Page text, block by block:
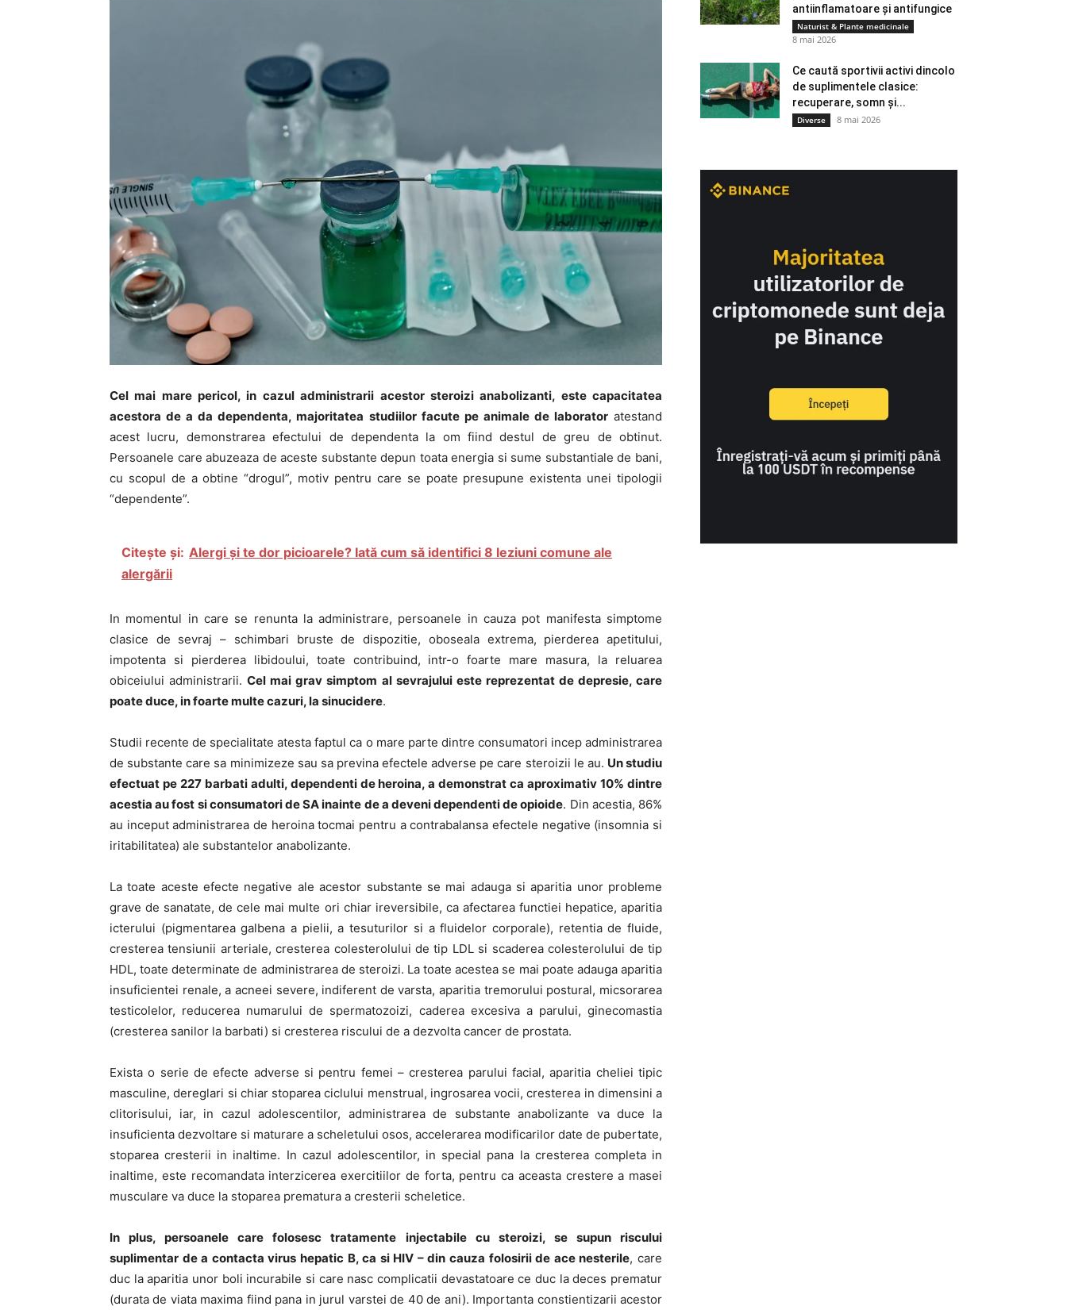
Cel mai mare pericol, in cazul administrarii acestor steroizi anabolizanti, este capacitatea
acestora de a da dependenta, majoritatea studiilor facute pe animale de laboratoratestand
acest lucru, demonstrarea efectului de dependenta la om fiind destul de greu de obtinut.
Persoanele care abuzeaza de aceste substante depun toata energia si sume substantiale de bani,
cu scopul de a obtine “drogul”, motiv pentru care se poate presupune existenta unei tipologii
“dependente”.
Citește și: Alergi și te dor picioarele? Iată cum să identifici 8 leziuni comune ale
alergării
In momentul in care se renunta la administrare, persoanele in cauza pot manifesta simptome
clasice de sevraj – schimbari bruste de dispozitie, oboseala extrema, pierderea apetitului,
impotenta si pierderea libidoului, toate contribuind, intr-o foarte mare masura, la reluarea
obiceiului administrarii.Cel mai grav simptom al sevrajului este reprezentat de depresie, care
poate duce, in foarte multe cazuri, la sinucidere.
Studii recente de specialitate atesta faptul ca o mare parte dintre consumatori incep administrarea
de substante care sa minimizeze sau sa previna efectele adverse pe care steroizii le au. Un studiu
efectuat pe 227 barbati adulti, dependenti de heroina, a demonstrat ca aproximativ 10% dintre
acestia au fost si consumatori de SA inainte de a deveni dependenti de opioide. Din acestia, 86%
au inceput administrarea de heroina tocmai pentru a contrabalansa efectele negative (insomnia si
iritabilitatea) ale substantelor anabolizante.
La toate aceste efecte negative ale acestor substante se mai adauga si aparitia unor probleme
grave de sanatate, de cele mai multe ori chiar ireversibile, ca afectarea functiei hepatice, aparitia
icterului (pigmentarea galbena a pielii, a tesuturilor si a fluidelor corporale), retentia de fluide,
cresterea tensiunii arteriale, cresterea colesterolului de tip LDL si scaderea colesterolului de tip
HDL, toate determinate de administrarea de steroizi. La toate acestea se mai poate adauga aparitia
insuficientei renale, a acneei severe, indiferent de varsta, aparitia tremorului postural, micsorarea
testicolelor, reducerea numarului de spermatozoizi, caderea excesiva a parului, ginecomastia
(cresterea sanilor la barbati) si cresterea riscului de a dezvolta cancer de prostata.
Exista o serie de efecte adverse si pentru femei – cresterea parului facial, aparitia cheliei tipic
masculine, dereglari si chiar stoparea ciclului menstrual, ingrosarea vocii, cresterea in dimensini a
clitorisului, iar, in cazul adolescentilor, administrarea de substante anabolizante va duce la
insuficienta dezvoltare si maturare a scheletului osos, accelerarea modificarilor date de pubertate,
stoparea cresterii in inaltime. In cazul adolescentilor, in special pana la cresterea completa in
inaltime, este recomandata interzicerea exercitiilor de forta, pentru ca aceasta crestere a masei
musculare va duce la stoparea prematura a cresterii scheletice.
In plus, persoanele care folosesc tratamente injectabile cu steroizi, se supun riscului
suplimentar de a contacta virus hepatic B, ca si HIV – din cauza folosirii de ace nesterile, care
duc la aparitia unor boli incurabile si care nasc complicatii devastatoare ce duc la deces prematur
(durata de viata maxima fiind pana in jurul varstei de 40 de ani). Importanta constientizarii acestor
antiinflamatoare și antifungice
Naturist & Plante medicinale
8 mai 2026
Ce caută sportivii activi dincolo
de suplimentele clasice:
recuperare, somn și...
Diverse 8 mai 2026